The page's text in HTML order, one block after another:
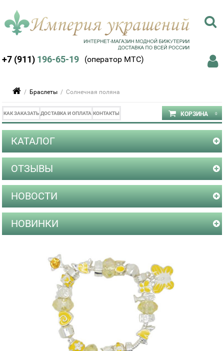
+7 (911) 196-65-19 (оператор МТС)
/ Браслеты / Солнечная поляна
КАК ЗАКАЗАТЬ ДОСТАВКА И ОПЛАТА КОНТАКТЫ
КАТАЛОГ
ОТЗЫВЫ
НОВОСТИ
НОВИНКИ